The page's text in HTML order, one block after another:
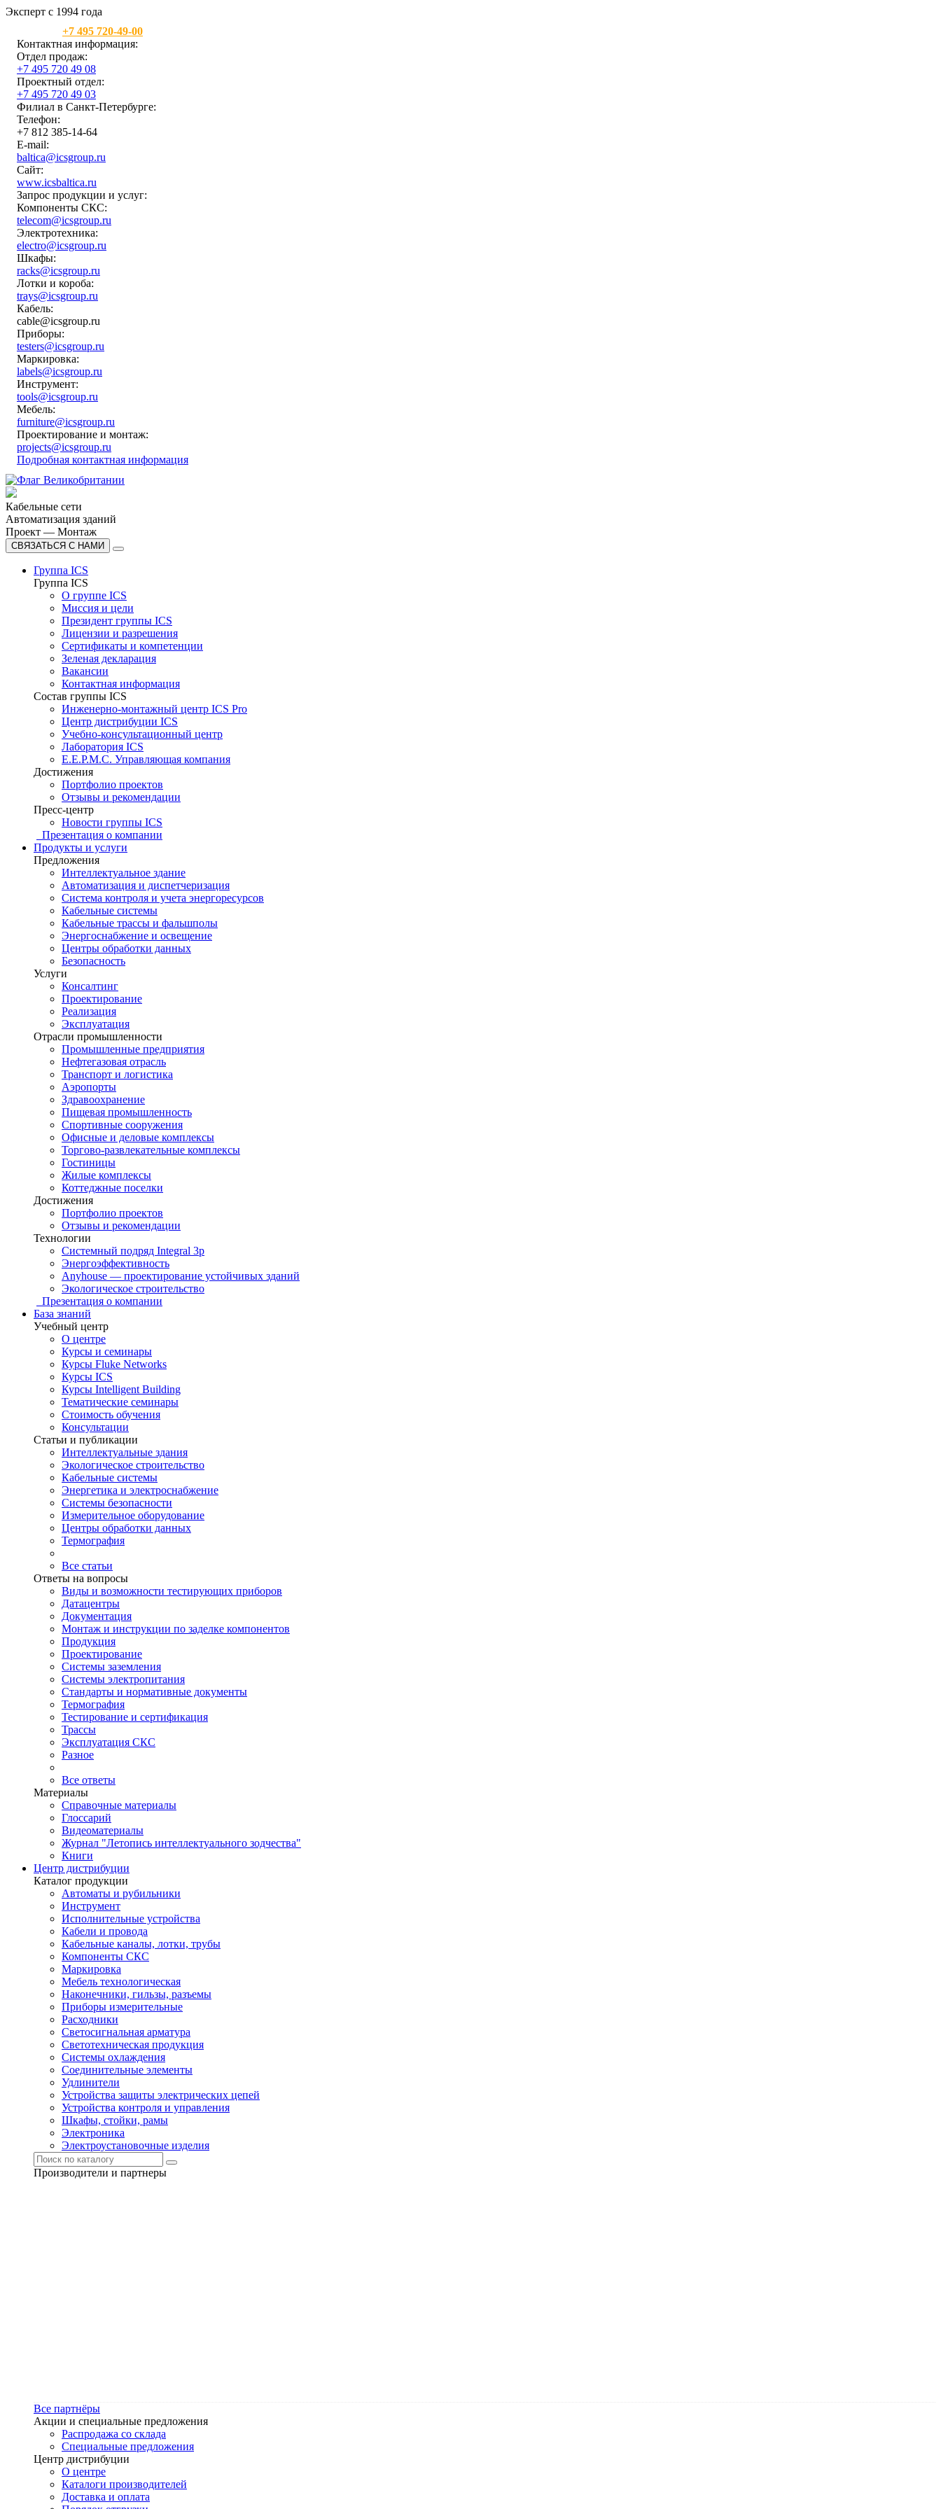
Эксперт с 1994 года
+7 495 720-49-00
Контактная информация:
Отдел продаж:
+7 495 720 49 08
Проектный отдел:
+7 495 720 49 03
Филиал в Санкт-Петербурге:
Телефон:
+7 812 385-14-64
E-mail:
baltica@icsgroup.ru
Сайт:
www.icsbaltica.ru
Запрос продукции и услуг:
Компоненты СКС:
telecom@icsgroup.ru
Электротехника:
electro@icsgroup.ru
Шкафы:
racks@icsgroup.ru
Лотки и короба:
trays@icsgroup.ru
Кабель:
cable@icsgroup.ru
Приборы:
testers@icsgroup.ru
Маркировка:
labels@icsgroup.ru
Инструмент:
tools@icsgroup.ru
Мебель:
furniture@icsgroup.ru
Проектирование и монтаж:
projects@icsgroup.ru
Подробная контактная информация
Кабельные сети
Автоматизация зданий
Проект — Монтаж
СВЯЗАТЬСЯ С НАМИ
Группа ICS
Группа ICS
О группе ICS
Миссия и цели
Президент группы ICS
Лицензии и разрешения
Сертификаты и компетенции
Зеленая декларация
Вакансии
Контактная информация
Состав группы ICS
Инженерно-монтажный центр ICS Pro
Центр дистрибуции ICS
Учебно-консультационный центр
Лаборатория ICS
E.E.P.M.C. Управляющая компания
Достижения
Портфолио проектов
Отзывы и рекомендации
Пресс-центр
Новости группы ICS
Презентация о компании
Продукты и услуги
Предложения
Интеллектуальное здание
Автоматизация и диспетчеризация
Система контроля и учета энергоресурсов
Кабельные системы
Кабельные трассы и фальшполы
Энергоснабжение и освещение
Центры обработки данных
Безопасность
Услуги
Консалтинг
Проектирование
Реализация
Эксплуатация
Отрасли промышленности
Промышленные предприятия
Нефтегазовая отрасль
Транспорт и логистика
Аэропорты
Здравоохранение
Пищевая промышленность
Спортивные сооружения
Офисные и деловые комплексы
Торгово-развлекательные комплексы
Гостиницы
Жилые комплексы
Коттеджные поселки
Достижения
Портфолио проектов
Отзывы и рекомендации
Технологии
Системный подряд Integral 3p
Энергоэффективность
Anyhouse — проектирование устойчивых зданий
Экологическое строительство
Презентация о компании
База знаний
Учебный центр
О центре
Курсы и семинары
Курсы Fluke Networks
Курсы ICS
Курсы Intelligent Building
Тематические семинары
Стоимость обучения
Консультации
Статьи и публикации
Интеллектуальные здания
Экологическое строительство
Кабельные системы
Энергетика и электроснабжение
Системы безопасности
Измерительное оборудование
Центры обработки данных
Термография
Все статьи
Ответы на вопросы
Виды и возможности тестирующих приборов
Датацентры
Документация
Монтаж и инструкции по заделке компонентов
Продукция
Проектирование
Системы заземления
Системы электропитания
Стандарты и нормативные документы
Термография
Тестирование и сертификация
Трассы
Эксплуатация СКС
Разное
Все ответы
Материалы
Справочные материалы
Глоссарий
Видеоматериалы
Журнал "Летопись интеллектуального зодчества"
Книги
Центр дистрибуции
Каталог продукции
Автоматы и рубильники
Инструмент
Исполнительные устройства
Кабели и провода
Кабельные каналы, лотки, трубы
Компоненты СКС
Маркировка
Мебель технологическая
Наконечники, гильзы, разъемы
Приборы измерительные
Расходники
Светосигнальная арматура
Светотехническая продукция
Системы охлаждения
Соединительные элементы
Удлинители
Устройства защиты электрических цепей
Устройства контроля и управления
Шкафы, стойки, рамы
Электроника
Электроустановочные изделия
Производители и партнеры
Все партнёры
Акции и специальные предложения
Распродажа со склада
Специальные предложения
Центр дистрибуции
О центре
Каталоги производителей
Доставка и оплата